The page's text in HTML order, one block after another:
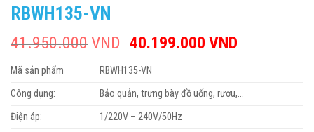
RBWH135-VN
41.950.000VND Giá
là:
41.950.000VND.
40.199.000 VND
là:
Mã sản phẩm
RBWH135-VN
Công dụng:
Bảo quản, trưng bày đồ uống, rượu,…
Điện áp:
1/220V – 240V/50Hz